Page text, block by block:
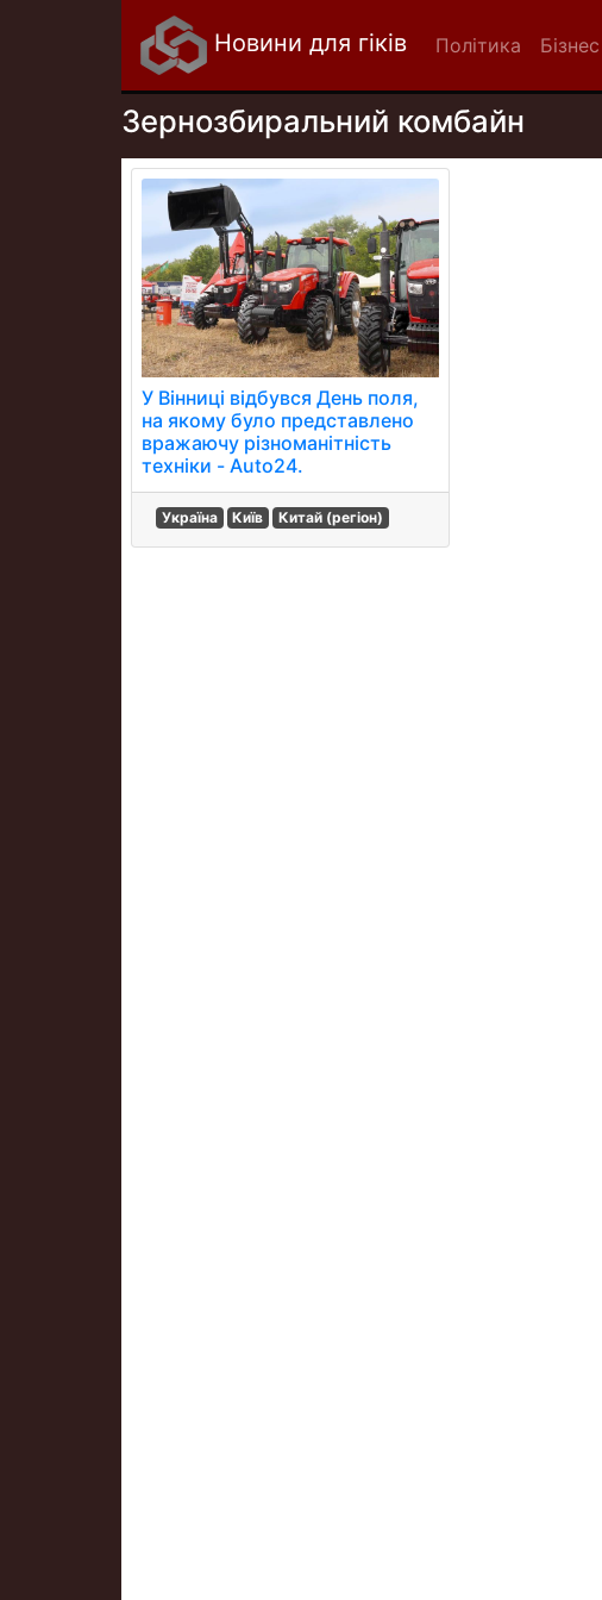
Новини для гіків Політика Бізнес
Зернозбиральний комбайн
У Вінниці відбувся День поля,
на якому було представлено
вражаючу різноманітність
техніки - Auto24.
Україна Київ Китай (регіон)